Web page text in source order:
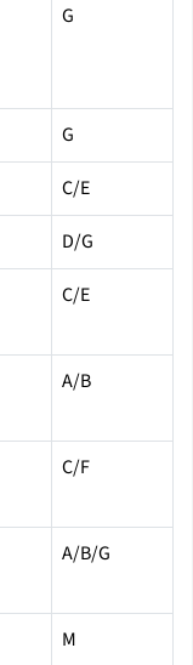
G
G
C/E
D/G
C/E
A/B
C/F
A/B/G
M